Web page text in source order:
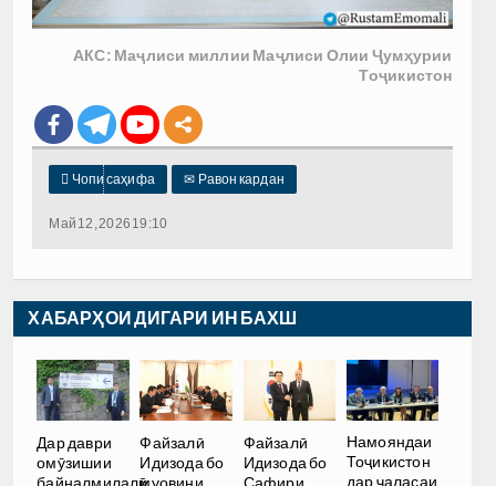
АКС: Маҷлиси миллии Маҷлиси Олии Ҷумҳурии
Тоҷикистон
 Чопи саҳифа ✉ Равон кардан
Май 12, 2026 19:10
ХАБАРҲОИ ДИГАРИ ИН БАХШ
Дар даври
омӯзишии
байналмилалӣ
Файзалӣ
Идизода бо
муовини
Файзалӣ
Идизода бо
Сафири
Намояндаи
Тоҷикистон
дар ҷаласаи